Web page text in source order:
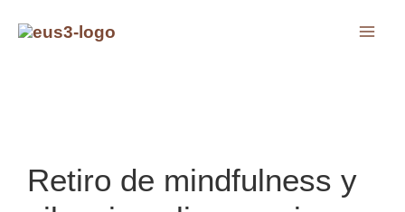
Retiro de mindfulness y